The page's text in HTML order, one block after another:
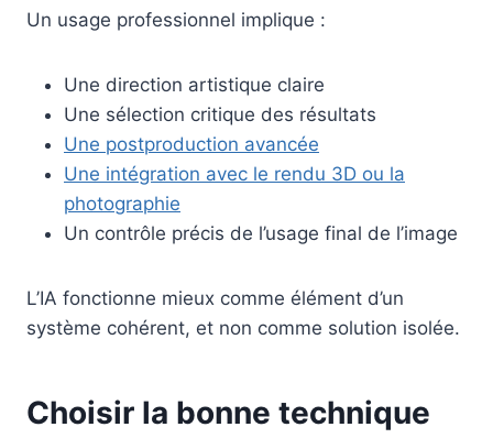
Un usage professionnel implique :
Une direction artistique claire
Une sélection critique des résultats
Une postproduction avancée
Une intégration avec le rendu 3D ou la
photographie
Un contrôle précis de l’usage final de l’image
L’IA fonctionne mieux comme élément d’un
système cohérent, et non comme solution isolée.
Choisir la bonne technique